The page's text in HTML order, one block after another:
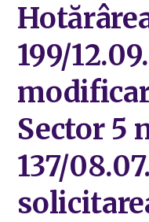
199/
Sector 5
137/